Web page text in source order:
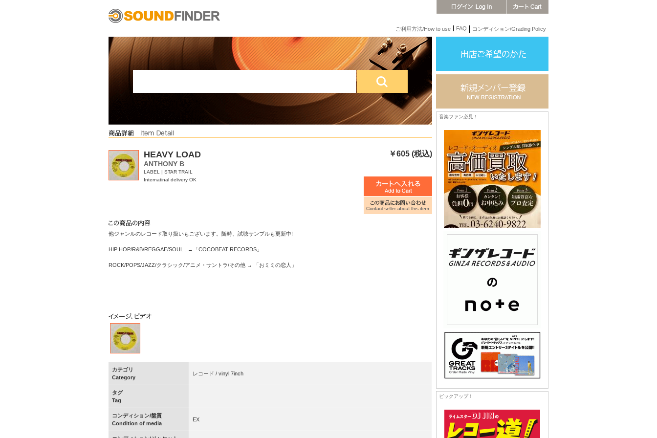
ご利用方法/How to use FAQ コンディション/Grading Policy
HEAVY LOAD ￥605 (税込)
ANTHONY B
LABEL | STAR TRAIL
Internatinal delivery OK
他ジャンルのレコード取り扱いもございます。随時、試聴サンプルも更新中!
HIP HOP/R&B/REGGAE/SOUL...→「COCOBEAT RECORDS」
ROCK/POPS/JAZZ/クラシック/アニメ・サントラ/その他 → 「おミミの恋人」
カテゴリ
Category
レコード / vinyl 7inch
タグ
Tag
コンディション/盤質
Condition of media
EX
音楽ファン必見！
ピックアップ！